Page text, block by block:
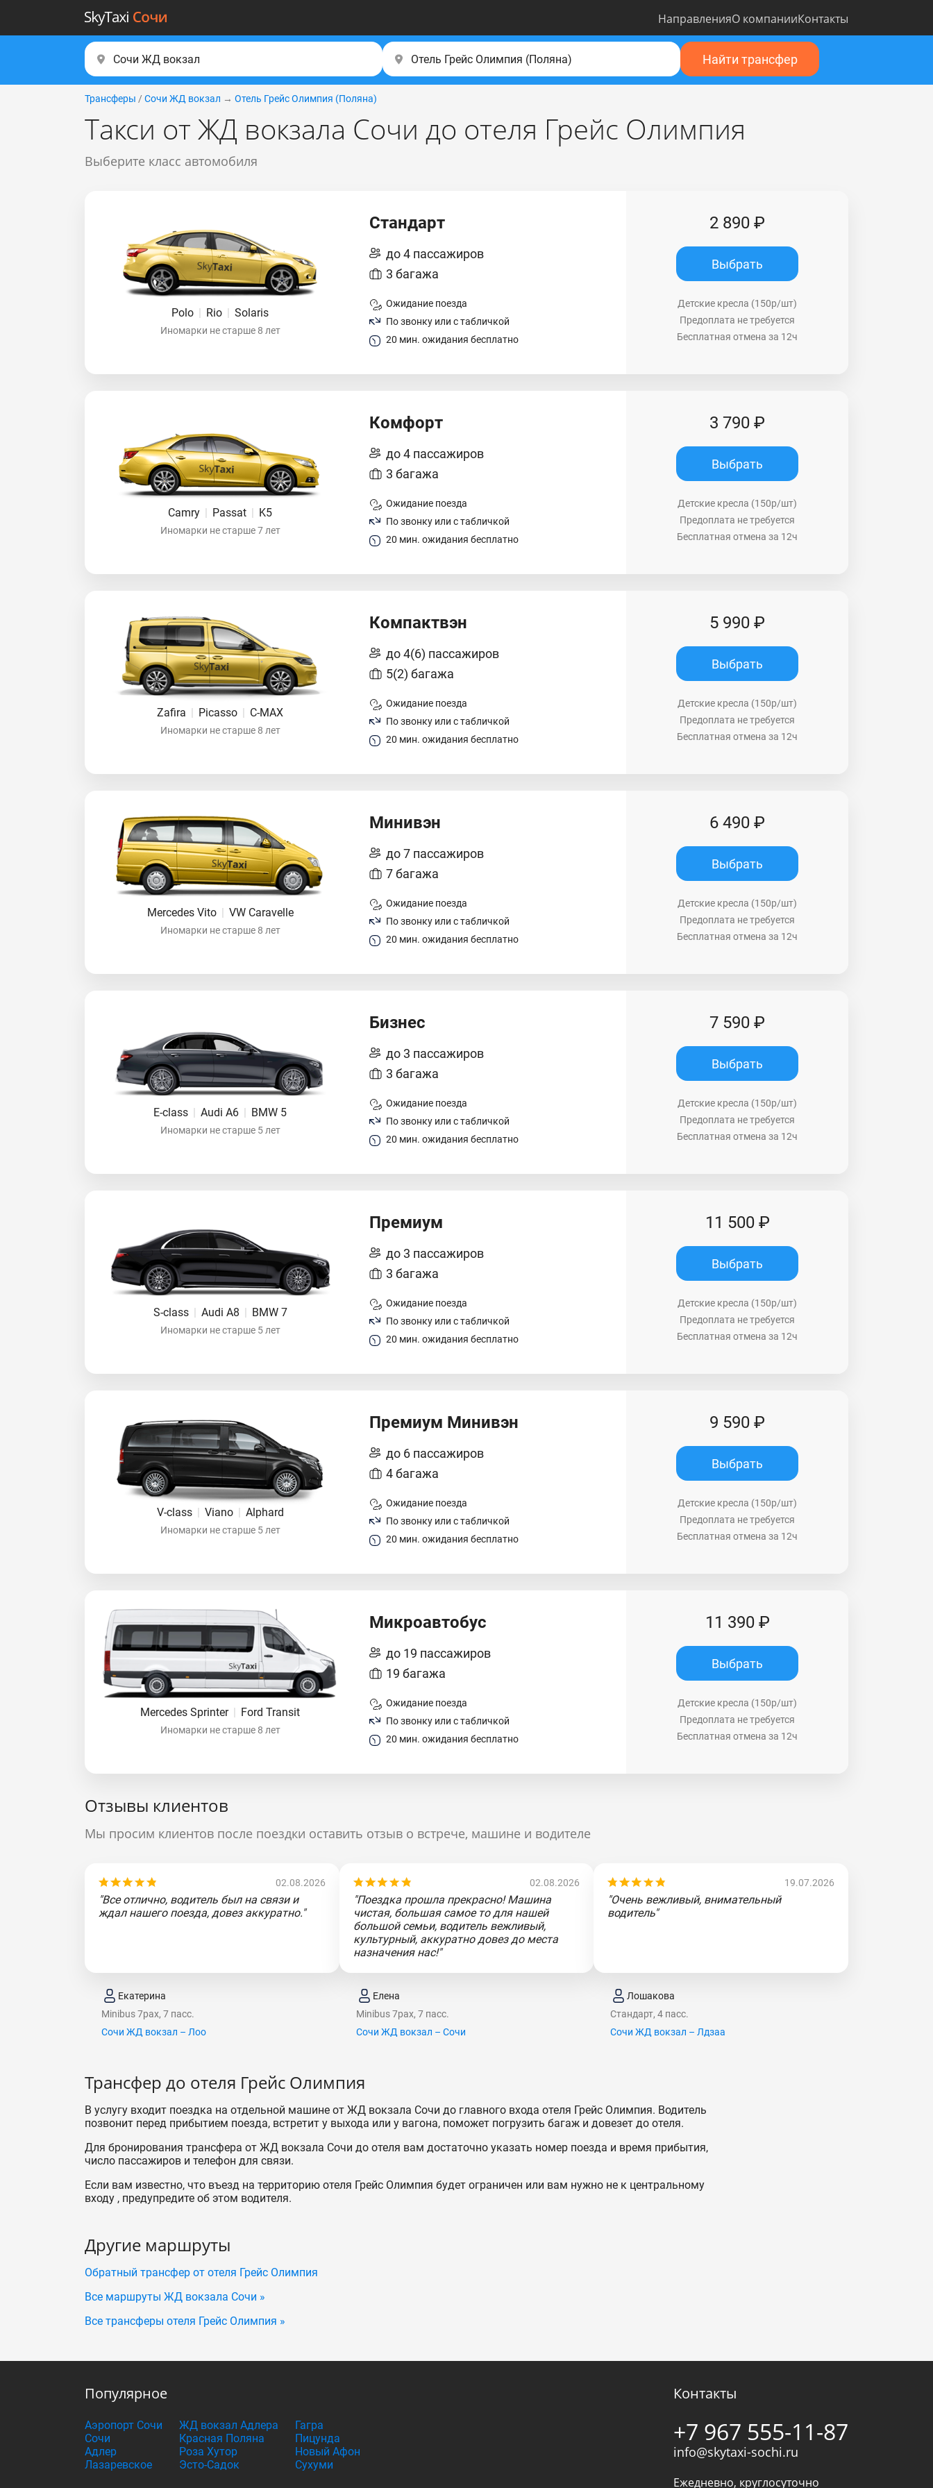
НаправленияО компанииКонтакты
Найти трансфер
Трансферы / Сочи ЖД вокзал → Отель Грейс Олимпия (Пoлянa)
Такси от ЖД вокзала Сочи до отеля Грейс Олимпия
Выберите класс автомобиля
Polo | Rio | Solaris
Иномарки не старше 8 лет
Стандарт
до 4 пассажиров
3 багажа
Ожидание поезда
По звонку или с табличкой
20 мин. ожидания бесплатно
2 890 ₽
Выбрать
Детские кресла (150р/шт)
Предоплата не требуется
Бесплатная отмена за 12ч
Camry | Passat | K5
Иномарки не старше 7 лет
Комфорт
до 4 пассажиров
3 багажа
Ожидание поезда
По звонку или с табличкой
20 мин. ожидания бесплатно
3 790 ₽
Выбрать
Детские кресла (150р/шт)
Предоплата не требуется
Бесплатная отмена за 12ч
Zafira | Picasso | C-MAX
Иномарки не старше 8 лет
Компактвэн
до 4(6) пассажиров
5(2) багажа
Ожидание поезда
По звонку или с табличкой
20 мин. ожидания бесплатно
5 990 ₽
Выбрать
Детские кресла (150р/шт)
Предоплата не требуется
Бесплатная отмена за 12ч
Mercedes Vito | VW Caravelle
Иномарки не старше 8 лет
Минивэн
до 7 пассажиров
7 багажа
Ожидание поезда
По звонку или с табличкой
20 мин. ожидания бесплатно
6 490 ₽
Выбрать
Детские кресла (150р/шт)
Предоплата не требуется
Бесплатная отмена за 12ч
E-class | Audi A6 | BMW 5
Иномарки не старше 5 лет
Бизнес
до 3 пассажиров
3 багажа
Ожидание поезда
По звонку или с табличкой
20 мин. ожидания бесплатно
7 590 ₽
Выбрать
Детские кресла (150р/шт)
Предоплата не требуется
Бесплатная отмена за 12ч
S-class | Audi A8 | BMW 7
Иномарки не старше 5 лет
Премиум
до 3 пассажиров
3 багажа
Ожидание поезда
По звонку или с табличкой
20 мин. ожидания бесплатно
11 500 ₽
Выбрать
Детские кресла (150р/шт)
Предоплата не требуется
Бесплатная отмена за 12ч
V-class | Viano | Alphard
Иномарки не старше 5 лет
Премиум Минивэн
до 6 пассажиров
4 багажа
Ожидание поезда
По звонку или с табличкой
20 мин. ожидания бесплатно
9 590 ₽
Выбрать
Детские кресла (150р/шт)
Предоплата не требуется
Бесплатная отмена за 12ч
Mercedes Sprinter | Ford Transit
Иномарки не старше 8 лет
Микроавтобус
до 19 пассажиров
19 багажа
Ожидание поезда
По звонку или с табличкой
20 мин. ожидания бесплатно
11 390 ₽
Выбрать
Детские кресла (150р/шт)
Предоплата не требуется
Бесплатная отмена за 12ч
Отзывы клиентов
Мы просим клиентов после поездки оставить отзыв о встрече, машине и водителе
02.08.2026
"Все отлично, водитель был на связи и
ждал нашего поезда, довез аккуратно."
Екатерина
Minibus 7pax, 7 пасс.
Сочи ЖД вокзал – Лоо
02.08.2026
"Поездка прошла прекрасно! Машина
чистая, большая самое то для нашей
большой семьи, водитель вежливый,
культурный, аккуратно довез до места
назначения нас!"
Елена
Minibus 7pax, 7 пасс.
Сочи ЖД вокзал – Сочи
19.07.2026
"Очень вежливый, внимательный
водитель"
Лошакова
Стандарт, 4 пасс.
Сочи ЖД вокзал – Лдзаа
Трансфер до отеля Грейс Олимпия
В услугу входит поездка на отдельной машине от ЖД вокзала Сочи до главного входа отеля Грейс Олимпия. Водитель
позвонит перед прибытием поезда, встретит у выхода или у вагона, поможет погрузить багаж и довезет до отеля.
Для бронирования трансфера от ЖД вокзала Сочи до отеля вам достаточно указать номер поезда и время прибытия,
число пассажиров и телефон для связи.
Если вам известно, что въезд на территорию отеля Грейс Олимпия будет ограничен или вам нужно не к центральному
входу , предупредите об этом водителя.
Другие маршруты
Обратный трансфер от отеля Грейс Олимпия
Все маршруты ЖД вокзала Сочи »
Все трансферы отеля Грейс Олимпия »
Популярное
Аэропорт Сочи
Сочи
Адлер
Лазаревское
ЖД вокзал Адлера
Красная Поляна
Роза Хутор
Эсто-Садок
Гагра
Пицунда
Новый Афон
Сухуми
Контакты
+7 967 555-11-87
info@skytaxi-sochi.ru
Ежедневно, круглосуточно